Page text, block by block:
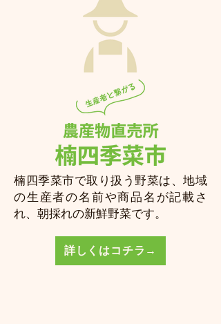
楠四季菜市で取り扱う野菜は、地域
の生産者の名前や商品名が記載さ
れ、朝採れの新鮮野菜です。
詳しくはコチラ→